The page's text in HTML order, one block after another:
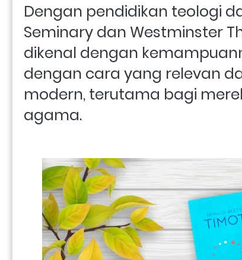
Dengan pendidikan teologi
Seminary dan Westminster
dikenal dengan
dengan cara yang relevan
modern, terutama bagi
agama.